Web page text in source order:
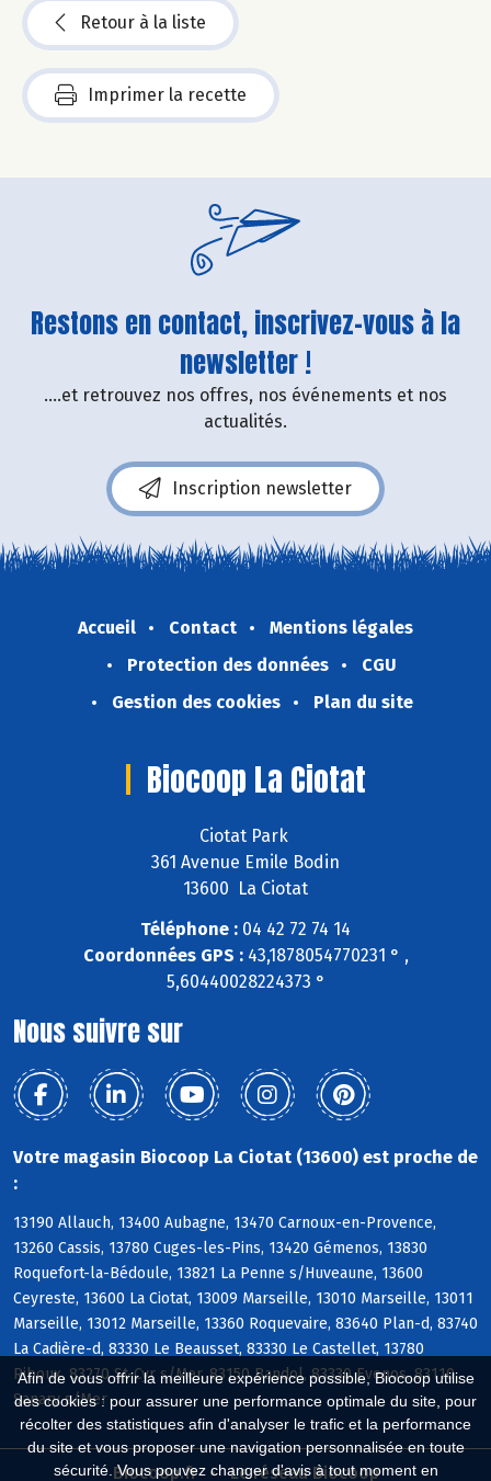
Afin de vous offrir la meilleure expérience possible, Biocoop utilise
des cookies : pour assurer une performance optimale du site, pour
récolter des statistiques afin d'analyser le trafic et la performance
du site et vous proposer une navigation personnalisée en toute
sécurité. Vous pouvez changer d'avis à tout moment en
Retour à la liste
Imprimer la recette
Restons en contact, inscrivez-vous à la
newsletter !
....et retrouvez nos offres, nos événements et nos
actualités.
Inscription newsletter
Accueil Contact
Mentions légales
Protection des données
CGU
Gestion des cookies
Plan du site
Biocoop La Ciotat
Ciotat Park
361 Avenue Emile Bodin
13600 La Ciotat
Téléphone : 04 42 72 74 14
Coordonnées GPS :43,1878054770231 ° ,
5,60440028224373 °
Nous suivre sur
Votre magasin Biocoop La Ciotat (13600) est proche de
:
13190 Allauch, 13400 Aubagne, 13470 Carnoux-en-Provence,
13260 Cassis, 13780 Cuges-les-Pins, 13420 Gémenos, 13830
Roquefort-la-Bédoule, 13821 La Penne s/Huveaune, 13600
Ceyreste, 13600 La Ciotat, 13009 Marseille, 13010 Marseille, 13011
Marseille, 13012 Marseille, 13360 Roquevaire, 83640 Plan-d, 83740
La Cadière-d, 83330 Le Beausset, 83330 Le Castellet, 13780
Riboux, 83270 St-Cyr s/Mer, 83150 Bandol, 83330 Evenos, 83110
Sanary s/Mer
Biocoop.fr Le réseau Biocoop